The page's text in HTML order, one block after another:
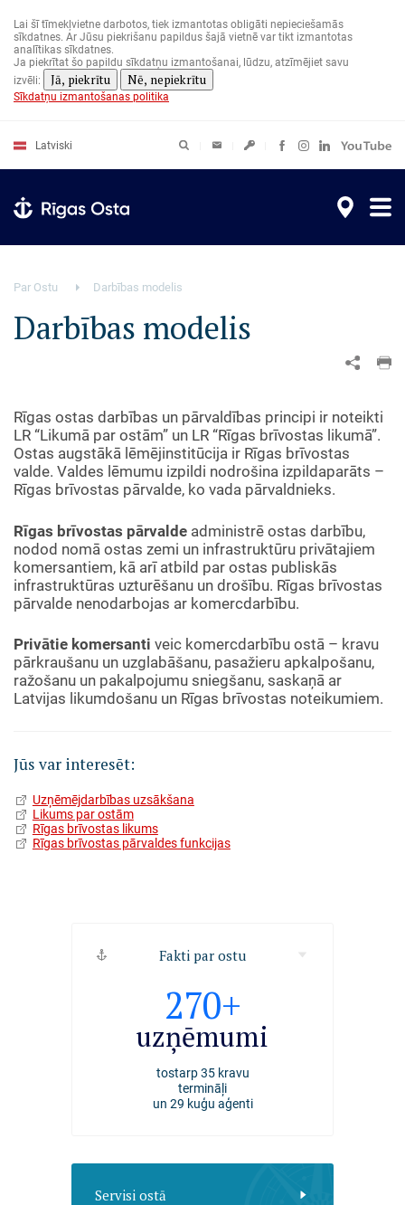
galveno
saturu
Lai šī tīmekļvietne darbotos, tiek izmantotas obligāti nepieciešamās
sīkdatnes. Ar Jūsu piekrišanu papildus šajā vietnē var tikt izmantotas
analītikas sīkdatnes.
Ja piekrītat šo papildu sīkdatņu izmantošanai, lūdzu, atzīmējiet savu
izvēli:
Jā, piekrītu Nē, nepiekrītu
Sīkdatņu izmantošanas politika
Latviski
Par Ostu Darbības modelis
Darbības modelis
Rīgas ostas darbības un pārvaldības principi ir noteikti
LR “Likumā par ostām” un LR “Rīgas brīvostas likumā”.
Ostas augstākā lēmējinstitūcija ir Rīgas brīvostas
valde. Valdes lēmumu izpildi nodrošina izpildaparāts –
Rīgas brīvostas pārvalde, ko vada pārvaldnieks.
Rīgas brīvostas pārvalde administrē ostas darbību,
nodod nomā ostas zemi un infrastruktūru privātajiem
komersantiem, kā arī atbild par ostas publiskās
infrastruktūras uzturēšanu un drošību. Rīgas brīvostas
pārvalde nenodarbojas ar komercdarbību.
Privātie komersanti veic komercdarbību ostā – kravu
pārkraušanu un uzglabāšanu, pasažieru apkalpošanu,
ražošanu un pakalpojumu sniegšanu, saskaņā ar
Latvijas likumdošanu un Rīgas brīvostas noteikumiem.
Jūs var interesēt:
Uzņēmējdarbības uzsākšana
Likums par ostām
Rīgas brīvostas likums
Rīgas brīvostas pārvaldes funkcijas
Fakti par ostu
270+
uzņēmumi
tostarp 35 kravu
termināļi
un 29 kuģu aģenti
Servisi ostā